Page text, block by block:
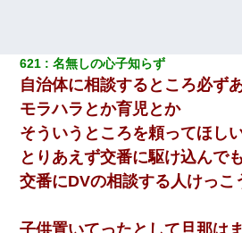
621 名無しの心子知らず
自治体に相談するところ必ず
モラハラとか育児とか
そういうところを頼ってほし
とりあえず交番に駆け込んで
交番にDVの相談する人けっこ